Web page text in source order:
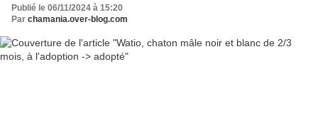
Publié le 06/11/2024 à 15:20
Par chamania.over-blog.com